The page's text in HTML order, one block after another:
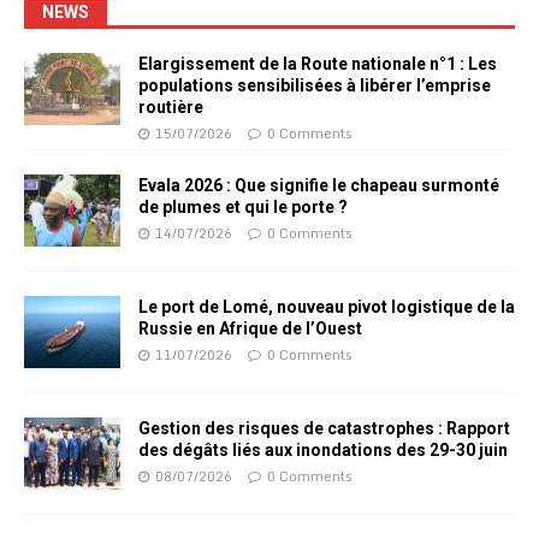
NEWS
Elargissement de la Route nationale n°1 : Les
populations sensibilisées à libérer l’emprise
routière
15/07/2026 0 Comments
Evala 2026 : Que signifie le chapeau surmonté
de plumes et qui le porte ?
14/07/2026 0 Comments
Le port de Lomé, nouveau pivot logistique de la
Russie en Afrique de l’Ouest
11/07/2026 0 Comments
Gestion des risques de catastrophes : Rapport
des dégâts liés aux inondations des 29-30 juin
08/07/2026 0 Comments